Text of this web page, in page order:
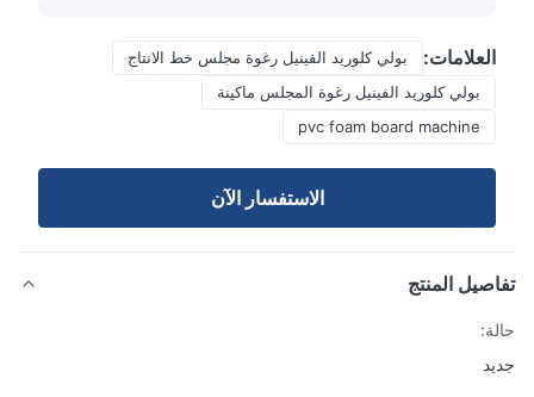
العلامات:
بولي كلوريد الفينيل رغوة مجلس خط الانتاج
بولي كلوريد الفينيل رغوة المجلس ماكينة
pvc foam board machine
الاستفسار الآن
المنتج